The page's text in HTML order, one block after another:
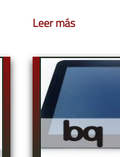
Leer más